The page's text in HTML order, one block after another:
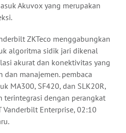
Akuvox yang merupakan
ZKTeco menggabungkan
algoritma sidik jari dikenal
akurat dan konektivitas yang
dan manajemen. pembaca
MA300, SF420, dan SLK20R,
terintegrasi dengan perangkat
Vanderbilt Enterprise, 02:10